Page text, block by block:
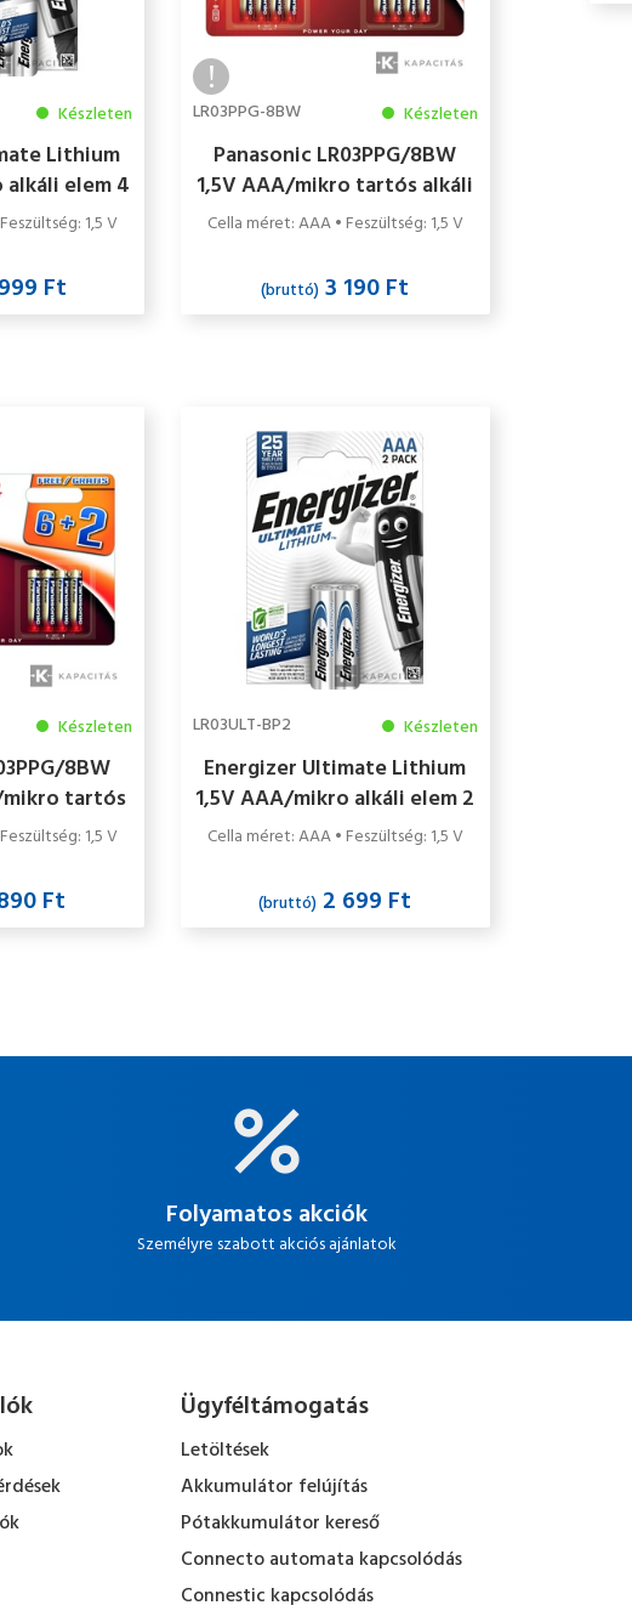
Készleten
Lithium
alkáli elem 4
1,5 V
Ft
LR03PPG-8BW Készleten
Panasonic LR03PPG/8BW
1,5V AAA/mikro tartós alkáli
elem 8 db/csomag
Cella méret: AAA • Feszültség: 1,5 V
(bruttó) 3 190 Ft
Készleten
8BW
mikro tartós
csomag
1,5 V
Ft
LR03ULT-BP2 Készleten
Energizer Ultimate Lithium
1,5V AAA/mikro alkáli elem 2
db/csomag
Cella méret: AAA • Feszültség: 1,5 V
(bruttó) 2 699 Ft
Folyamatos akciók
Személyre szabott akciós ajánlatok
Ügyféltámogatás
Letöltések
Akkumulátor felújítás
Pótakkumulátor kereső
Connecto automata kapcsolódás
Connestic kapcsolódás